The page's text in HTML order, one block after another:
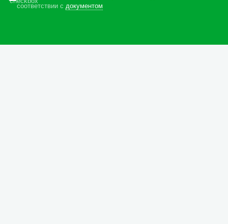
соответствии с документом